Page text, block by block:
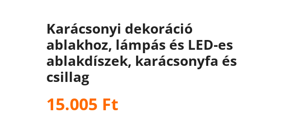
Karácsonyi dekoráció
ablakhoz, lámpás és LED-es
ablakdíszek, karácsonyfa és
csillag
15.005 Ft